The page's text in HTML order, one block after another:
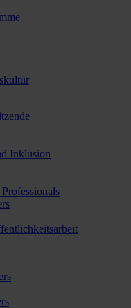
Inklusion